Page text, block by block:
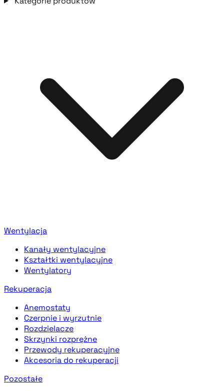
Wentylacja
Kanały wentylacyjne
Kształtki wentylacyjne
Wentylatory
Rekuperacja
Anemostaty
Czerpnie i wyrzutnie
Rozdzielacze
Skrzynki rozprężne
Przewody rekuperacyjne
Akcesoria do rekuperacji
Pozostałe